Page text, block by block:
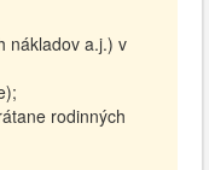
nákladov a.j.) v
rodinných